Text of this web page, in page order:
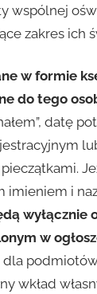
wspólnej
zakres ich
w formie
do tego
datę
imieniem i
wyłącznie
w
wkład